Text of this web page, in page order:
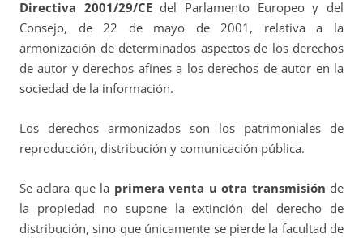
Directiva 2001/29/CEdel Parlamento Europeo y del
Consejo, de 22 de mayo de 2001, relativa a la
armonización de determinados aspectos de los derechos
de autor y derechos afines a los derechos de autor en la
sociedad de la información.
Los derechos armonizados son los patrimoniales de
reproducción, distribución y comunicación pública.
Se aclara que la primera venta u otra transmisión de
la propiedad no supone la extinción del derecho de
distribución, sino que únicamente se pierde la facultad de